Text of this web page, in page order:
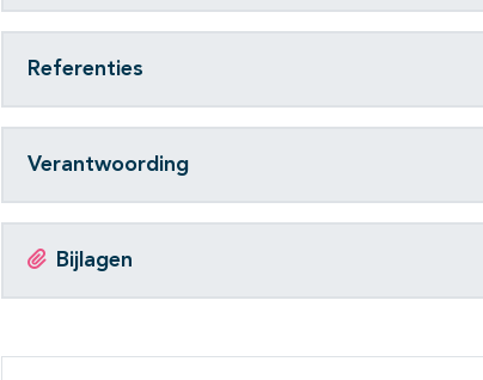
Referenties
Verantwoording
Bijlagen